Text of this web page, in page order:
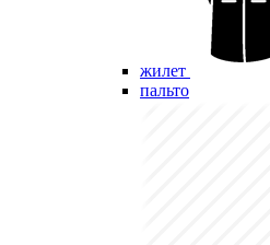
жилет
пальто